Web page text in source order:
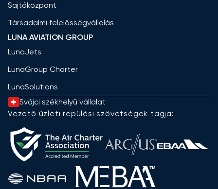
Sajtóközpont
Társadalmi felelősségvállalás
LUNA AVIATION GROUP
LunaJets
LunaGroup Charter
LunaSolutions
Svájci székhelyű vállalat
Vezető üzleti repülési szövetségek tagja: